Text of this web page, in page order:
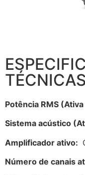
TÉCNICAS
Potência RMS
Sistema acústico
Amplificador ativo:
Número de canais